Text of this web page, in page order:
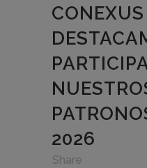
CONEXUS
2026
Share